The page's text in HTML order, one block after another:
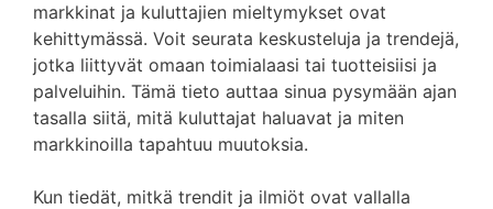
markkinat ja kuluttajien mieltymykset ovat
kehittymässä. Voit seurata keskusteluja ja trendejä,
jotka liittyvät omaan toimialaasi tai tuotteisiisi ja
palveluihin. Tämä tieto auttaa sinua pysymään ajan
tasalla siitä, mitä kuluttajat haluavat ja miten
markkinoilla tapahtuu muutoksia.
Kun tiedät, mitkä trendit ja ilmiöt ovat vallalla